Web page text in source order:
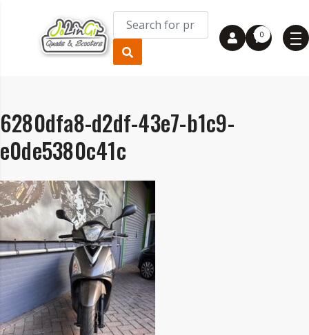
0
6280dfa8-d2df-43e7-b1c9-
e0de5380c41c